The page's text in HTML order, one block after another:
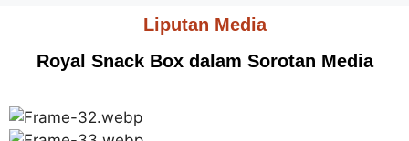
Liputan Media
Royal Snack Box dalam Sorotan Media